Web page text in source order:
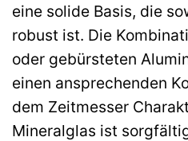
eine solide Basis, die
robust ist. Die
oder gebürsteten
einen ansprechenden
dem Zeitmesser
Mineralglas ist